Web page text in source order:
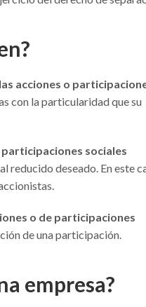
acciones o
con la particularidad que su
sociales
reducido deseado. En este
o de participaciones
de una participación.
empresa?